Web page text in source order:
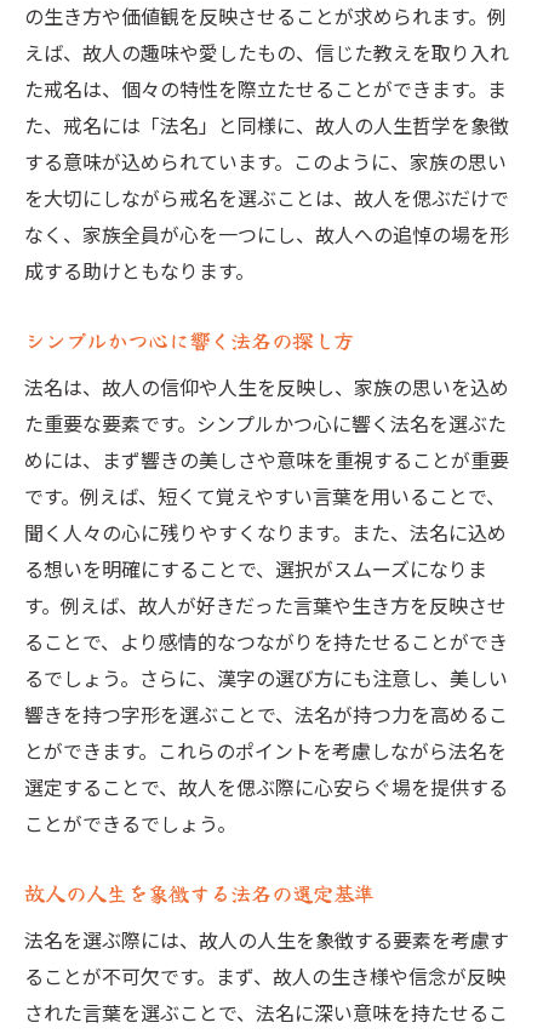
故人の個性を活かした戒名の工夫
心に刻まれる法名にするためのポイント
故人にふさわしいユニークな戒名の探求
家族の意見を反映した法名の創作
故人の記憶を永遠に残すための法名選び
故人の人生を彩る法名選びの秘訣家族が納得す
る戒名とは
家族の価値観を法名に込める方法
故人の思い出を象徴する戒名の作り方
故人の人生を振り返りながらの法名選び
家族全員が納得する戒名の選定プロセス
追悼の場を心安らぐものにするための法名
選び
法名に込められた故人の精神家族が感じる安心
感の源泉
法名に込めることのできる故人の精神
家族の心に響く法名の意味
故人の記憶を永遠に残す法名の工夫
法名選びによってもたらされる家族の安心
感
故人の遺志を法名に反映する重要性
戒名選びにおける法名の役割心に残る追悼の場
を作るために
の生き方や価値観を反映させることが求められます。例
えば、故人の趣味や愛したもの、信じた教えを取り入れ
た戒名は、個々の特性を際立たせることができます。ま
た、戒名には「法名」と同様に、故人の人生哲学を象徴
する意味が込められています。このように、家族の思い
を大切にしながら戒名を選ぶことは、故人を偲ぶだけで
なく、家族全員が心を一つにし、故人への追悼の場を形
成する助けともなります。
シンプルかつ心に響く法名の探し方
法名は、故人の信仰や人生を反映し、家族の思いを込め
た重要な要素です。シンプルかつ心に響く法名を選ぶた
めには、まず響きの美しさや意味を重視することが重要
です。例えば、短くて覚えやすい言葉を用いることで、
聞く人々の心に残りやすくなります。また、法名に込め
る想いを明確にすることで、選択がスムーズになりま
す。例えば、故人が好きだった言葉や生き方を反映させ
ることで、より感情的なつながりを持たせることができ
るでしょう。さらに、漢字の選び方にも注意し、美しい
響きを持つ字形を選ぶことで、法名が持つ力を高めるこ
とができます。これらのポイントを考慮しながら法名を
選定することで、故人を偲ぶ際に心安らぐ場を提供する
ことができるでしょう。
故人の人生を象徴する法名の選定基準
法名を選ぶ際には、故人の人生を象徴する要素を考慮す
ることが不可欠です。まず、故人の生き様や信念が反映
された言葉を選ぶことで、法名に深い意味を持たせるこ